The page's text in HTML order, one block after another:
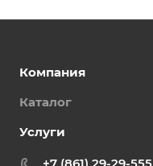
Компания
Каталог
Услуги